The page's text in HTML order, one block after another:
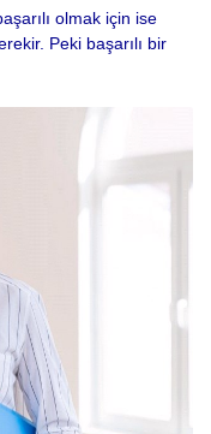
olmak için ise
Peki başarılı bir